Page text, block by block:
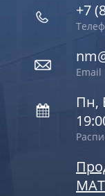
+7
Email
Пн,